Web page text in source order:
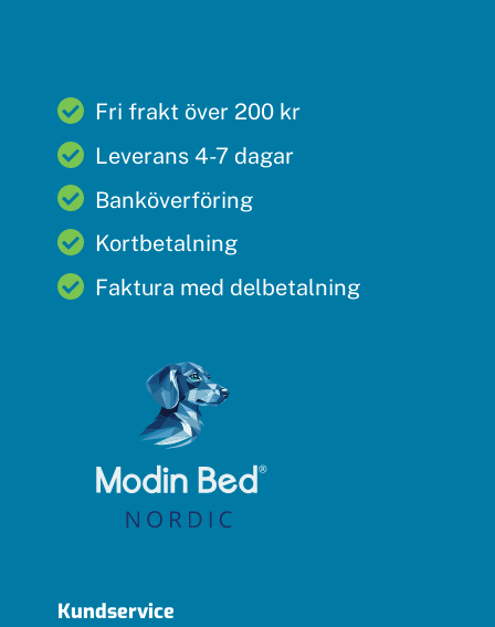
Fri frakt över 200 kr
Leverans 4-7 dagar
Banköverföring
Kortbetalning
Faktura med delbetalning
Kundservice